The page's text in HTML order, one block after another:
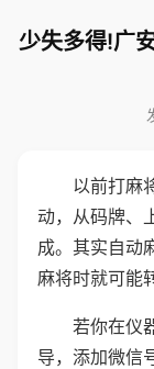
少失多得!广
以前打麻
动，从码牌、
成。其实自动
麻将时就可能
若你在仪
导，添加微信